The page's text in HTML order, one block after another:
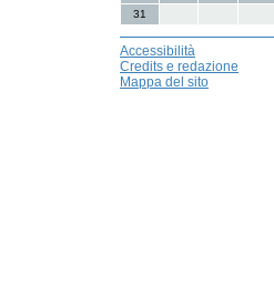
31
Accessibilità
Credits e redazione
Mappa del sito